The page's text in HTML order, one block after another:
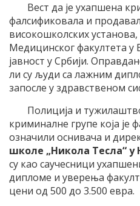
Вест да је ухапшена
фалсификовала и
високошколских
Медицинског факултета у
јавност у Србији.
ли су људи са лажним
запосле у здравственом
Полиција и
криминалне групе која је
означили оснивача и
школе „Никола Тесла“ у
су као саучесници
дипломе и уверења
цени од 500 до 3.500 евра.